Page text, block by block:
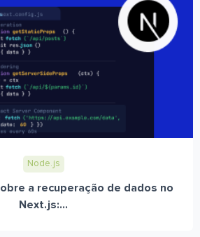
Node.js
a recuperação de dados no
Next.js:...